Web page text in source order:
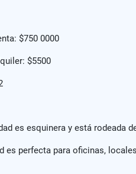
$750 0000
$5500
es esquinera y está rodeada
es perfecta para oficinas,